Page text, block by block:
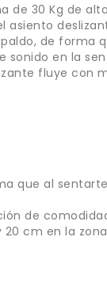
de 30 Kg de
de forma
en la
fluye con
que al
de
cm en la